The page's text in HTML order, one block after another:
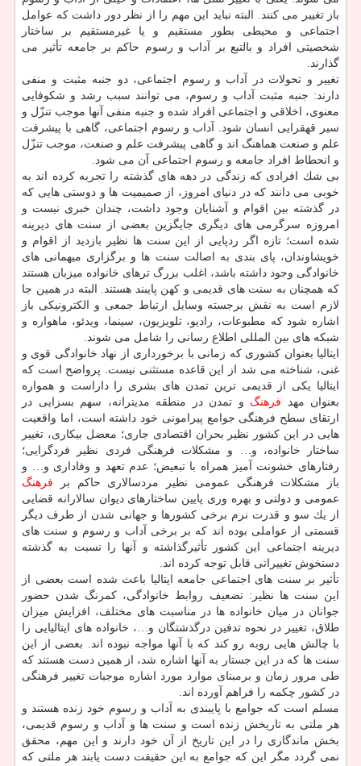
باز تغییر می كنند. البته نباید این مهم را از نظر دور داشت كه عوامل
اجتماعی و محیطی بطور مستقیم و یا غیرمستقیم بر ساختار
شخصیتی افراد و بالتبع بر آداب و رسوم حاكم بر جامعه تأثیر می
گذارند.
تغییر و تحولات در آداب و رسوم اجتماعی، دو جنبه مثبت و منفی
دارند: جنبه مثبت آداب و رسوم، می توانند سبب رشد و شكوفایی
معنوی، اخلاقی و اجتماعی افراد شده و جنبه منفی آنها موجب تنزّل و
سیر قهقرایی انسان شود. آداب و رسوم اجتماعی، گاهی با پیشرفت
علم و صنعت هماهنگ اند و گاهی پیشرفت علم و صنعت، موجب تنزّل
و انحطاط افراد جامعه و رسوم اجتماعی آن می شود.
بی شك افرادی كه زندگی در دهه های گذشته را تجربه كرده اند به
خوبی می دانند كه در دنیای امروز، از صمیمیت ها و دوستی هایی كه
در گذشته بین اقوام و آشنایان وجود داشت، چندان خبری نیست و
امروزه سرگرمی های دیگری جایگزین بعضی از سنت های دیرینه
شده است؛ تازه اگر ردپایی از این سنت ها نظیر بازدید از اقوام و
خویشاوندان، پای بندی به اصالت سنت ها و برگزاری میهمانی های
خانوادگی وجود داشته باشد، اغلب بزرگ ترهای خانواده میزبان هستند
كه همچنان به سنت های قدیمی و كهن پایبند هستند. البته در همین جا
لازم است به نقش برجسته وسایل ارتباط جمعی و الكترونیكی باز
اشاره شود كه مطبوعات، رادیو، تلویزیون، سینما، ویدئو، ماهواره و
شبكه های بین المللی اطلاع رسانی را شامل می شوند.
ایتالیا بعنوان كشوری كه زمانی با برخورداری از نهاد خانوادگی قوی و
غنی، شناخته می شد از این قاعده مستثنی نیست. پرواضح است كه
ایتالیا یكی از قدیمی ترین تمدن های بشری را داراست و همواره
بعنوان مهد فرهنگ و تمدن در منطقه مدیترانه، سهم بسزایی در
ارتقای سطح فرهنگی جوامع پیرامونی خود داشته است، اما واقعیت
هایی در این كشور نظیر بحران اقتصادی جاری؛ معضل بیكاری، تغییر
ساختار خانواده، و… و مشكلات فرهنگی فردی نظیر فردگرایی؛
رفتارهای خشونت آمیز همراه با تبعیض؛ عدم تعهد و وفاداری و… و
باز مشكلات فرهنگی عمومی نظیر مردسالاری حاكم بر فرهنگ
عمومی و دولتی و بهره وری پایین ساختارهای دیوان سالارانه قضایی
از یك سو و قدرت نرم برخی كشورها و جهانی شدن از طرف دیگر
قسمتی از عواملی بوده اند كه بر برخی آداب و رسوم و سنت های
دیرینه اجتماعی این كشور تأثیرگذاشته و آنها را نسبت به گذشته
دستخوش تغییراتی قابل توجه كرده اند.
تأثیر بر سنت های اجتماعی جامعه ایتالیا باعث شده است بعضی از
این سنت ها نظیر: تضعیف روابط خانوادگی، كمرنگ شدن حضور
جوانان در میان خانواده ها در مناسبت های مختلف، افزایش میزان
طلاق، تغییر در نحوه تدفین درگذشتگان و…، خانواده های ایتالیایی را
با چالش هایی روبه رو كند كه با آنها مواجه نبوده اند. بعضی از این
سنت ها كه در این جستار به آنها اشاره شد، از همین دست هستند كه
طی مرور زمان و برمبنای موارد مورد اشاره موجبات تغییر فرهنگی
در كشور چكمه را فراهم آورده اند.
مسلم است كه جوامع با پایبندی به آداب و رسوم خود زنده هستند و
هر ملتی به تاریخش زنده است و سنت ها و آداب و رسوم قدیمی،
بخش ماندگاری را در این تاریخ از آن خود دارند و این مهم، محقق
نمی گردد مگر این كه جوامع به این حقیقت دست یابند هر ملتی كه